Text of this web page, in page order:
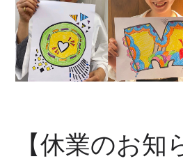
【休業のお知